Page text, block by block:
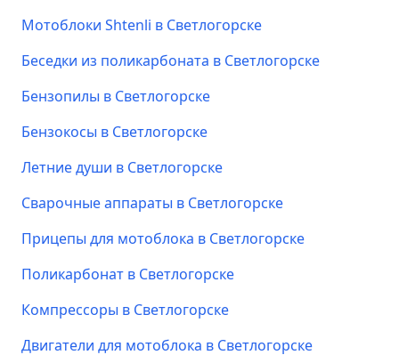
Мотоблоки Shtenli в Светлогорске
Беседки из поликарбоната в Светлогорске
Бензопилы в Светлогорске
Бензокосы в Светлогорске
Летние души в Светлогорске
Сварочные аппараты в Светлогорске
Прицепы для мотоблока в Светлогорске
Поликарбонат в Светлогорске
Компрессоры в Светлогорске
Двигатели для мотоблока в Светлогорске